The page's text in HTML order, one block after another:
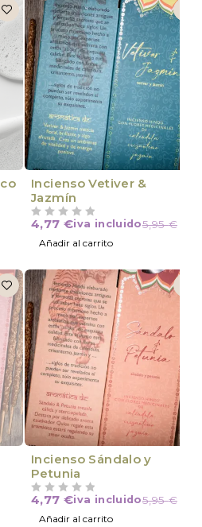
Incienso Vetiver &
Jazmín
5,95€
4,77 €iva incluido
Añadir al carrito
Incienso Sándalo y
Petunia
5,95€
4,77 €iva incluido
Añadir al carrito